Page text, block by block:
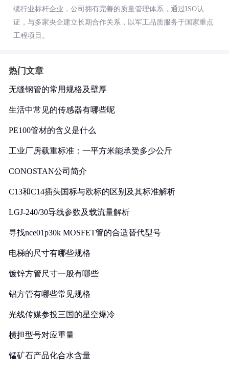
缆行业标杆企业，公司拥有完善的质量管理体系，通过ISO认
证，与多家央企建立长期合作关系，以军工品质服务于国家重点
工程项目。
热门文章
无缝钢管的常用规格及壁厚
生活中常见的传感器有哪些呢
PE100管材的含义是什么
工业厂房载重标准：一平方米能承受多少公斤
CONOSTAN公司简介
C13和C14插头国标与欧标的区别及其标准解析
LGJ-240/30导线参数及载流量解析
寻找nce01p30k MOSFET管的合适替代型号
电梯的尺寸有哪些规格
镀锌方管尺寸一般有哪些
铝方管有哪些常见规格
光线传媒参投三国的星空爆冷
横担型号对应重量
锰矿石产品化合水含量